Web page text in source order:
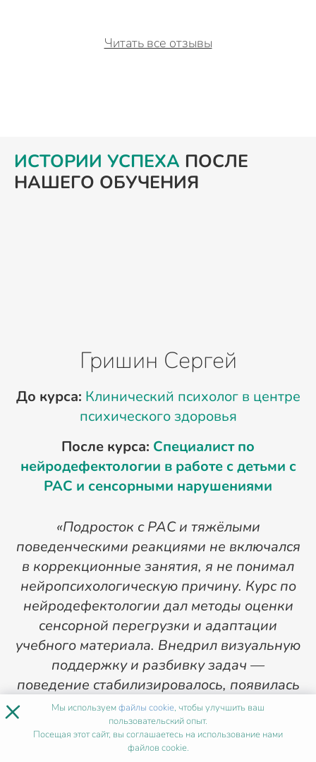
Читать все отзывы
ИСТОРИИ УСПЕХА ПОСЛЕ
НАШЕГО ОБУЧЕНИЯ
Гришин Сергей
До курса: Клинический психолог в центре
психического здоровья
После курса: Специалист по
нейродефектологии в работе с детьми с
РАС и сенсорными нарушениями
«Подросток с РАС и тяжёлыми
поведенческими реакциями не включался
в коррекционные занятия, я не понимал
нейропсихологическую причину. Курс по
нейродефектологии дал методы оценки
сенсорной перегрузки и адаптации
учебного материала. Внедрил визуальную
поддержку и разбивку задач —
поведение стабилизировалось, появилась
учебная мотивация. Меня назначили
руководителем нейропсихологической
службы в центре, доход вырос на 80%.
× Мы используемфайлы cookie, чтобы улучшить ваш
пользовательский опыт.
Посещая этот сайт, вы соглашаетесь на использование нами
файлов cookie.